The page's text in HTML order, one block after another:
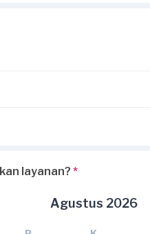
layanan? *
Agustus 2026